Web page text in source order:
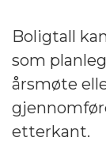
Boligtall
som
årsmøte
etterkant.